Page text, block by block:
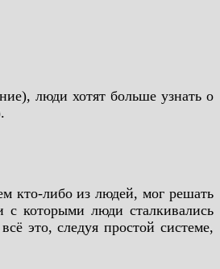
люди хотят больше узнать о
кто-либо из людей, мог решать
которыми люди сталкивались
это, следуя простой системе,